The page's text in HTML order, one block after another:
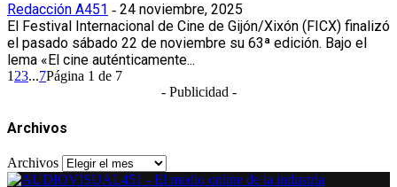
Redacción A451 - 24 noviembre, 2025
El Festival Internacional de Cine de Gijón/Xixón (FICX) finalizó
el pasado sábado 22 de noviembre su 63ª edición. Bajo el
lema «El cine auténticamente...
1 23...7Página 1 de 7
- Publicidad -
Archivos
Archivos